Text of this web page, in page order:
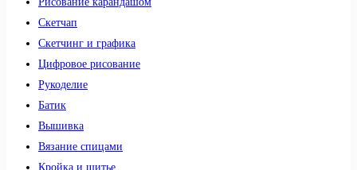
Скетчап
Скетчинг и графика
Цифровое рисование
Рукоделие
Батик
Вышивка
Вязание спицами
Кройка и шитье